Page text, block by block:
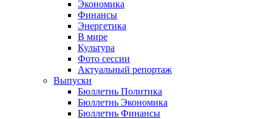
Экономика
Финансы
Энергетика
В мире
Культура
Фото сессии
Актуальный репортаж
Выпуски
Бюллетнь Политика
Бюллетнь Экономика
Бюллетнь Финансы